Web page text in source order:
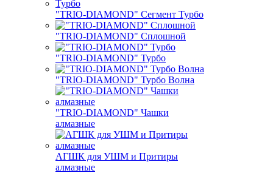
"TRIO-DIAMOND" Сегмент Турбо
"TRIO-DIAMOND" Сплошной
"TRIO-DIAMOND" Турбо
"TRIO-DIAMOND" Турбо Волна
"TRIO-DIAMOND" Чашки
алмазные
АГШК для УШМ и Притиры
алмазные